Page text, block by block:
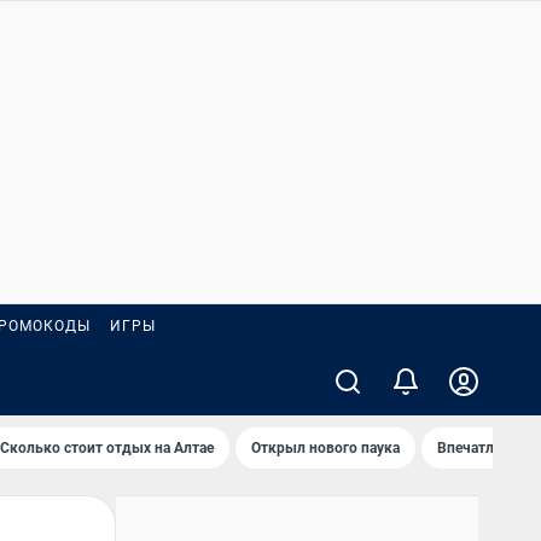
ИГРЫ
Сколько стоит отдых на Алтае Открыл нового паука Впечатления